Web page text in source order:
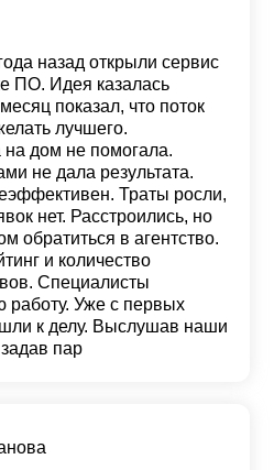
назад открыли сервис
ПО. Идея казалась
показал, что поток
лучшего.
дом не помогала.
не дала результата.
Траты росли,
нет. Расстроились, но
обратиться в агентство.
и количество
Специалисты
работу. Уже с первых
к делу. Выслушав наши
пар